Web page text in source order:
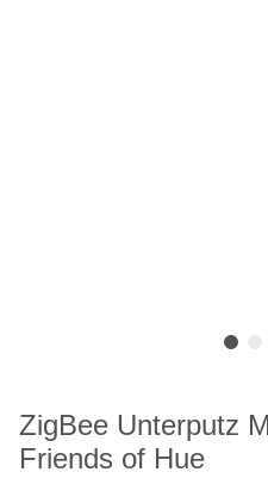
ZigBee Unterputz
Friends of Hue